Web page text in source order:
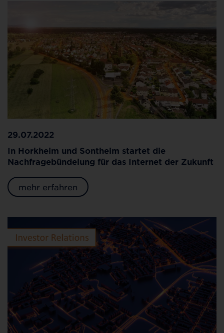
29.07.2022
In Horkheim und Sontheim startet die
Nachfragebündelung für das Internet der Zukunft
mehr erfahren